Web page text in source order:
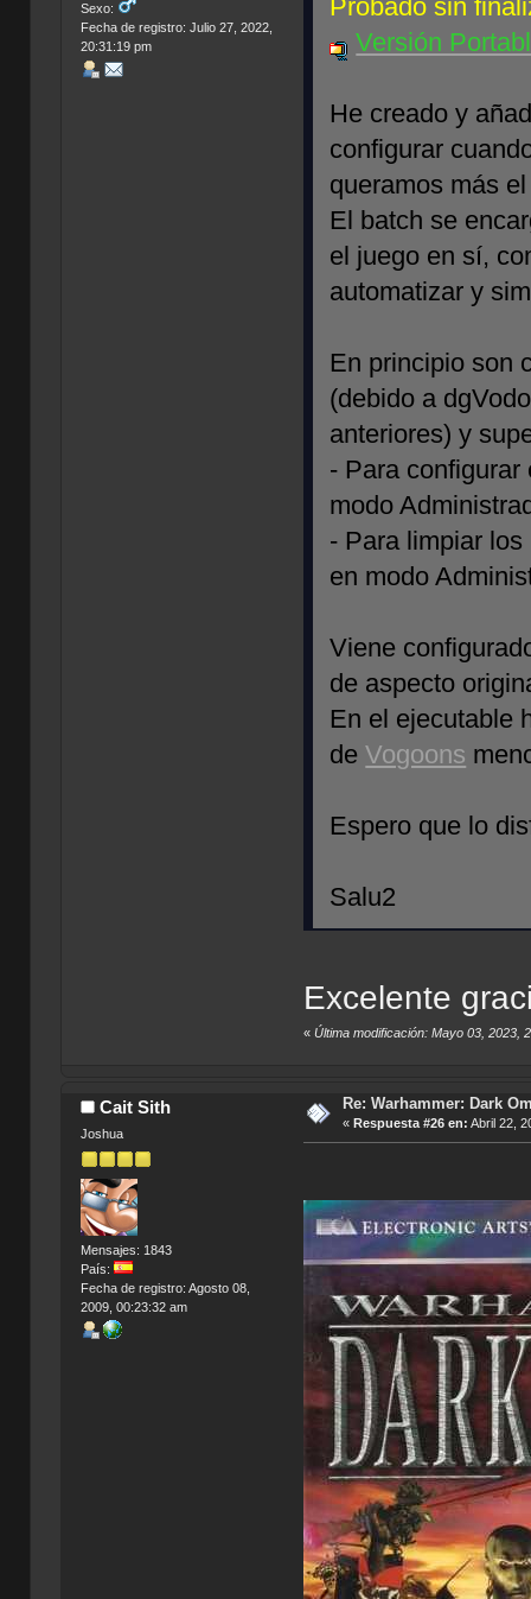
Sexo:
Fecha de registro: Julio 27, 2022,
20:31:19 pm
Probado sin
Versión
He creado y
configurar
queramos más
El batch se
el juego en sí,
automatizar y
En principio son
(debido a
anteriores) y
- Para
modo
- Para limpiar
en modo
Viene
de aspecto
En el ejecutable
deVogoons
Espero que lo
Salu2
Excelente
«Última modificación: Mayo 03, 2023,
Cait Sith
Joshua
Mensajes: 1843
País:
Fecha de registro: Agosto 08,
2009, 00:23:32 am
Re: Warhammer: Dark
« Respuesta #26 en: Abril 22,